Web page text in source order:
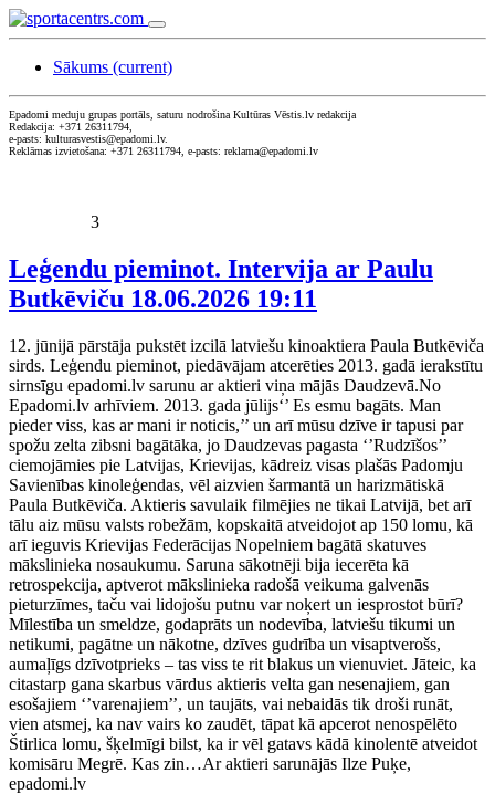
Sākums (current)
Epadomi meduju grupas portāls, saturu nodrošina Kultūras Vēstis.lv redakcija
Redakcija: +371 26311794,
e-pasts: kulturasvestis@epadomi.lv.
Reklāmas izvietošana: +371 26311794, e-pasts: reklama@epadomi.lv
3
Leģendu pieminot. Intervija ar Paulu
Butkēviču 18.06.2026 19:11
12. jūnijā pārstāja pukstēt izcilā latviešu kinoaktiera Paula Butkēviča
sirds. Leģendu pieminot, piedāvājam atcerēties 2013. gadā ierakstītu
sirnsīgu epadomi.lv sarunu ar aktieri viņa mājās Daudzevā.No
Epadomi.lv arhīviem. 2013. gada jūlijs‘’ Es esmu bagāts. Man
pieder viss, kas ar mani ir noticis,’’ un arī mūsu dzīve ir tapusi par
spožu zelta zibsni bagātāka, jo Daudzevas pagasta ‘’Rudzīšos’’
ciemojāmies pie Latvijas, Krievijas, kādreiz visas plašās Padomju
Savienības kinoleģendas, vēl aizvien šarmantā un harizmātiskā
Paula Butkēviča. Aktieris savulaik filmējies ne tikai Latvijā, bet arī
tālu aiz mūsu valsts robežām, kopskaitā atveidojot ap 150 lomu, kā
arī ieguvis Krievijas Federācijas Nopelniem bagātā skatuves
mākslinieka nosaukumu. Saruna sākotnēji bija iecerēta kā
retrospekcija, aptverot mākslinieka radošā veikuma galvenās
pieturzīmes, taču vai lidojošu putnu var noķert un iesprostot būrī?
Mīlestība un smeldze, godaprāts un nodevība, latviešu tikumi un
netikumi, pagātne un nākotne, dzīves gudrība un visaptverošs,
aumaļīgs dzīvotprieks – tas viss te rit blakus un vienuviet. Jāteic, ka
citastarp gana skarbus vārdus aktieris velta gan nesenajiem, gan
esošajiem ‘’varenajiem’’, un taujāts, vai nebaidās tik droši runāt,
vien atsmej, ka nav vairs ko zaudēt, tāpat kā apcerot nenospēlēto
Štirlica lomu, šķelmīgi bilst, ka ir vēl gatavs kādā kinolentē atveidot
komisāru Megrē. Kas zin…Ar aktieri sarunājās Ilze Puķe,
epadomi.lv